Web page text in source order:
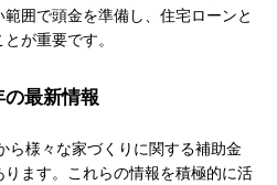
囲で頭金を準備し、住宅ローンと
が重要です。
最新情報
ら様々な家づくりに関する補助金
ます。これらの情報を積極的に活